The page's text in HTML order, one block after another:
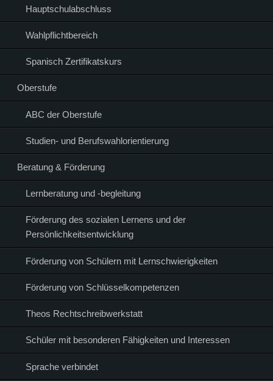
Hauptschulabschluss
Wahlpflichtbereich
Spanisch Zertifikatskurs
Oberstufe
ABC der Oberstufe
Studien- und Berufswahlorientierung
Beratung & Förderung
Lernberatung und -begleitung
Förderung des sozialen Lernens und der
Persönlichkeitsentwicklung
Förderung von Schülern mit Lernschwierigkeiten
Förderung von Schlüsselkompetenzen
Theos Rechtschreibwerkstatt
Schüler mit besonderen Fähigkeiten und Interessen
Sprache verbindet